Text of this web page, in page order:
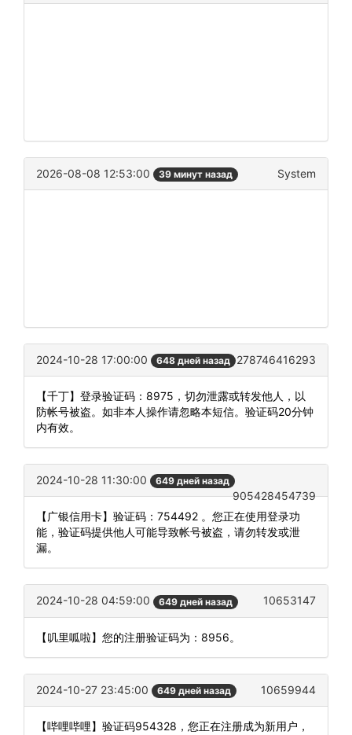
2026-08-08 12:53:00 39 минут назад System
2024-10-28 17:00:00 648 дней назад 278746416293
【千丁】登录验证码：8975，切勿泄露或转发他人，以
防帐号被盗。如非本人操作请忽略本短信。验证码20分钟
内有效。
2024-10-28 11:30:00 649 дней назад
905428454739
【广银信用卡】验证码：754492 。您正在使用登录功
能，验证码提供他人可能导致帐号被盗，请勿转发或泄
漏。
2024-10-28 04:59:00 649 дней назад 10653147
【叽里呱啦】您的注册验证码为：8956。
2024-10-27 23:45:00 649 дней назад 10659944
【哔哩哔哩】验证码954328，您正在注册成为新用户，